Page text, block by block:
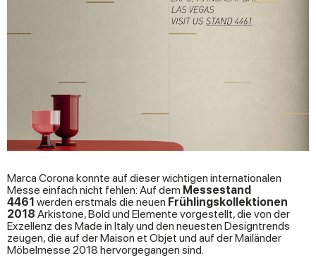
Marca Corona konnte auf dieser wichtigen internationalen
Messe einfach nicht fehlen: Auf dem Messestand
4461 werden erstmals die neuen Frühlingskollektionen
2018 Arkistone, Bold und Elemente vorgestellt, die von der
Exzellenz des Made in Italy und den neuesten Designtrends
zeugen, die auf der Maison et Objet und auf der Mailänder
Möbelmesse 2018 hervorgegangen sind.